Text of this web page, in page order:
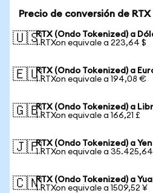
Precio de conversión de
🇺🇸RTX (Ondo Tokenized) a
1 RTXon equivale a 223,64 $
🇪🇺RTX (Ondo Tokenized) a
1 RTXon equivale a 194,08 €
🇬🇧RTX (Ondo Tokenized) a
1 RTXon equivale a 166,21 £
🇯🇵RTX (Ondo Tokenized) a
1 RTXon equivale a
🇨🇳RTX (Ondo Tokenized) a
1 RTXon equivale a 1509,52 ¥